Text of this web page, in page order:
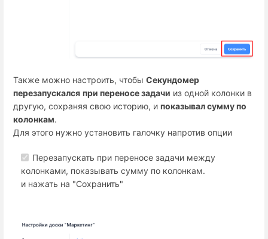
Также можно настроить, чтобы Секундомер
перезапускался при переносе задачи из одной колонки в
другую, сохраняя свою историю, и показывал сумму по
колонкам.
Для этого нужно установить галочку напротив опции
Перезапускать при переносе задачи между
колонками, показывать сумму по колонкам.
и нажать на "Сохранить"